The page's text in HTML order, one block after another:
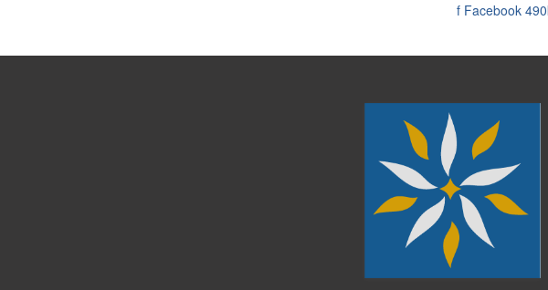
f Facebook